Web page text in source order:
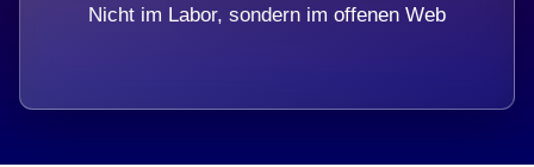
Nicht im Labor, sondern im offenen Web